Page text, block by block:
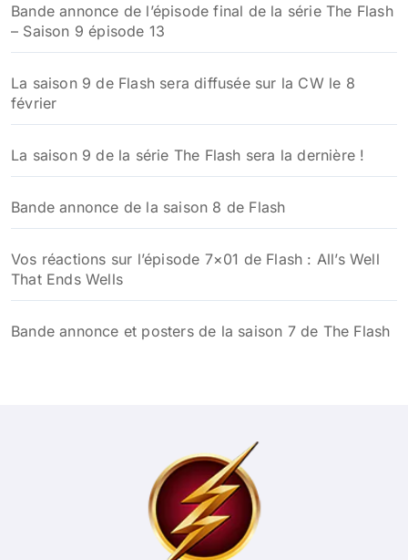
Bande annonce de l’épisode final de la série The Flash
– Saison 9 épisode 13
La saison 9 de Flash sera diffusée sur la CW le 8
février
La saison 9 de la série The Flash sera la dernière !
Bande annonce de la saison 8 de Flash
Vos réactions sur l’épisode 7×01 de Flash : All’s Well
That Ends Wells
Bande annonce et posters de la saison 7 de The Flash